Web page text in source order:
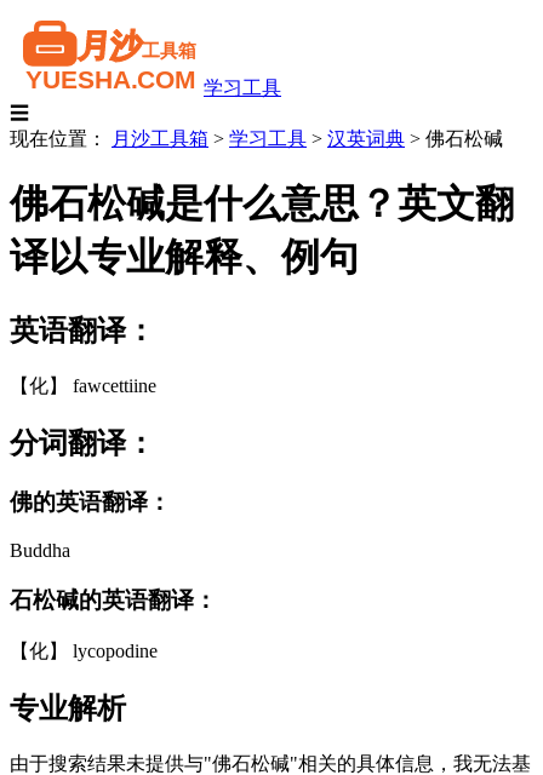
学习工具
☰
现在位置：
月沙工具箱 > 学习工具 > 汉英词典 > 佛石松碱
佛石松碱是什么意思？英文翻
译以专业解释、例句
英语翻译：
【化】 fawcettiine
分词翻译：
佛的英语翻译：
Buddha
石松碱的英语翻译：
【化】 lycopodine
专业解析
由于搜索结果未提供与"佛石松碱"相关的具体信息，我无法基